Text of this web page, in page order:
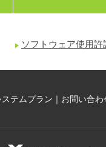
ソフトウェア使用許
ステムプラン お問い合わ